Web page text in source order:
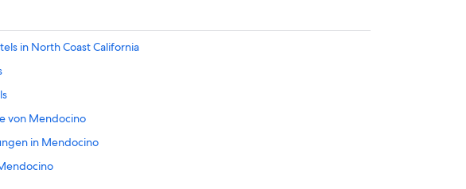
in North Coast California
von Mendocino
in Mendocino